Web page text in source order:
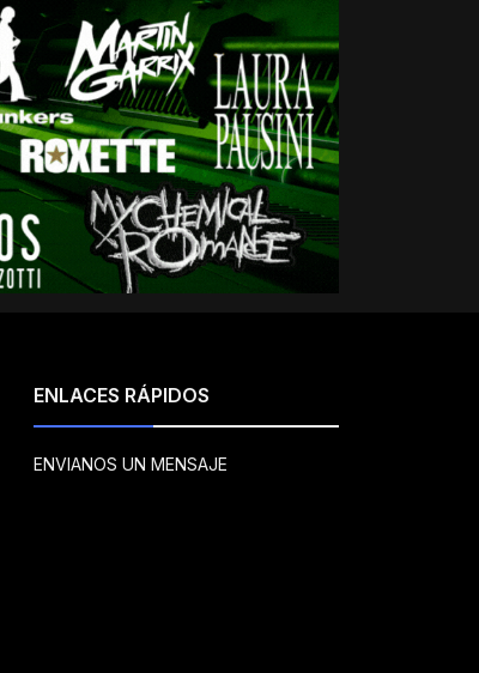
ENLACES RÁPIDOS
ENVIANOS UN MENSAJE